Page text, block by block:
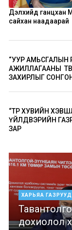
Дэлхийд ганцхан
сайхан наадаарай
“УУР АМЬСГАЛЫН
АЖИЛЛАГААНЫ
ЗАХИРЛЫГ
“ТӨР ХУВИЙН
ҮЙЛДВЭРИЙН
ЗАР
ХАРЬЯА ГАЗРУУД
дохиолол